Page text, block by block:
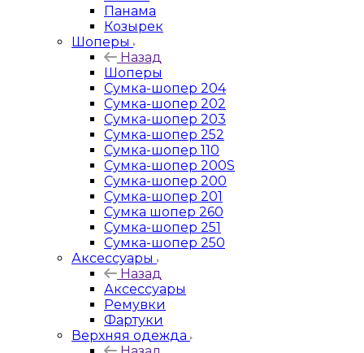
Панама
Козырек
Шоперы
Назад
Шоперы
Сумка-шопер 204
Сумка-шопер 202
Сумка-шопер 203
Сумка-шопер 252
Сумка-шопер 110
Сумка-шопер 200S
Сумка-шопер 200
Сумка-шопер 201
Сумка шопер 260
Сумка-шопер 251
Сумка-шопер 250
Аксессуары
Назад
Аксессуары
Ремувки
Фартуки
Верхняя одежда